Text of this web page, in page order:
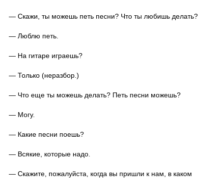
— Скажи, ты можешь петь песни? Что ты любишь делать?
— Люблю петь.
— На гитаре играешь?
— Только (неразбор.)
— Что еще ты можешь делать? Петь песни можешь?
— Могу.
— Какие песни поешь?
— Всякие, которые надо.
— Скажите, пожалуйста, когда вы пришли к нам, в каком